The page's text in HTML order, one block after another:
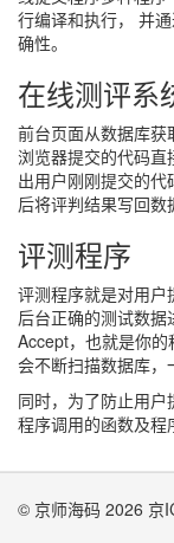
行编译和执行， 并
确性。
在线测评系
前台页面从数据库获
浏览器提交的代码直
出用户刚刚提交的
后将评判结果写回数
评测程序
评测程序就是对用户
后台正确的测试数
Accept，也就是你
会不断扫描数据库，
同时，为了防止用
程序调用的函数及程
© 京师海码 2026 京